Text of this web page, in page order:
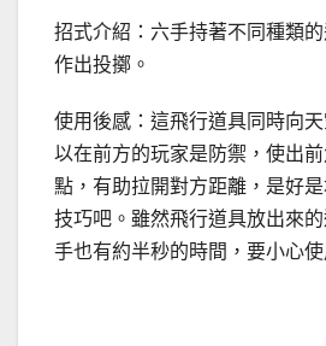
招式介紹：六手持著不同種類
作出投擲。
使用後感：這飛行道具同時向
以在前方的玩家是防禦，使出
點，有助拉開對方距離，是好
技巧吧。雖然飛行道具放出來
手也有約半秒的時間，要小心使